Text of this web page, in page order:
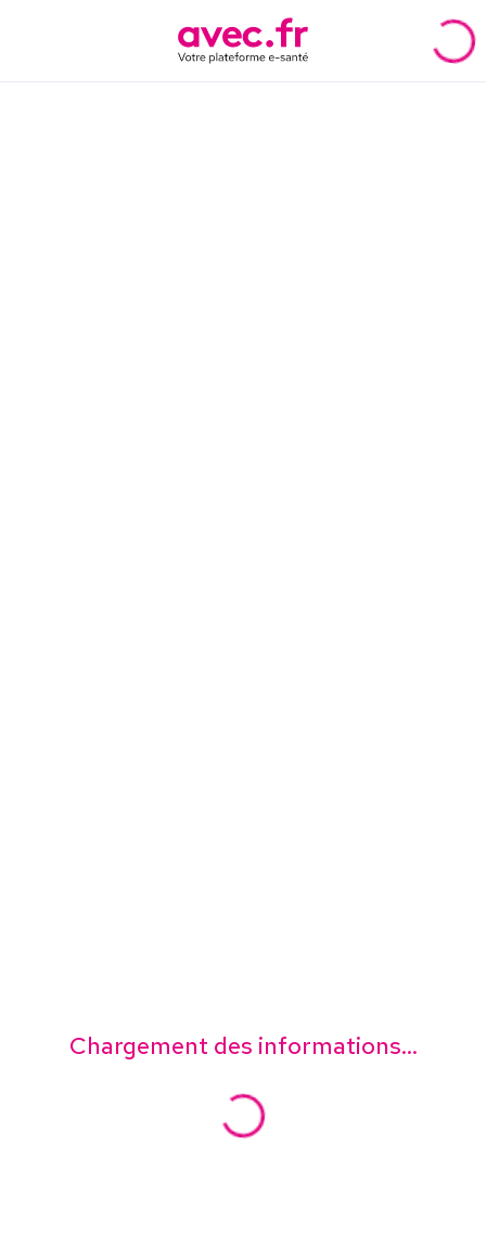
Chargement des informations...